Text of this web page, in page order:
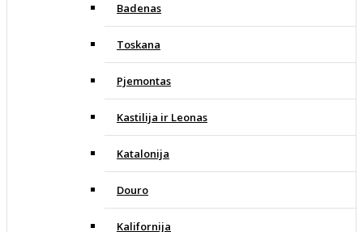
Badenas
Toskana
Pjemontas
Kastilija ir Leonas
Katalonija
Douro
Kalifornija